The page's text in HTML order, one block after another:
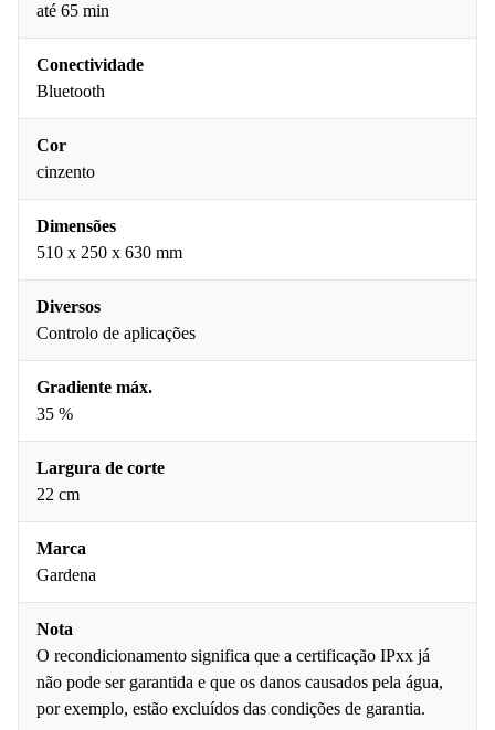
até 65 min
Conectividade
Bluetooth
Cor
cinzento
Dimensões
510 x 250 x 630 mm
Diversos
Controlo de aplicações
Gradiente máx.
35 %
Largura de corte
22 cm
Marca
Gardena
Nota
O recondicionamento significa que a certificação IPxx já
não pode ser garantida e que os danos causados pela água,
por exemplo, estão excluídos das condições de garantia.